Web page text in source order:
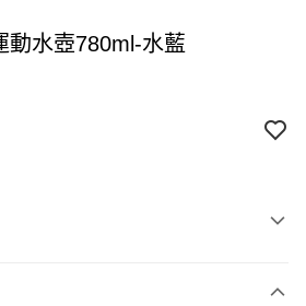
動水壺780ml-水藍